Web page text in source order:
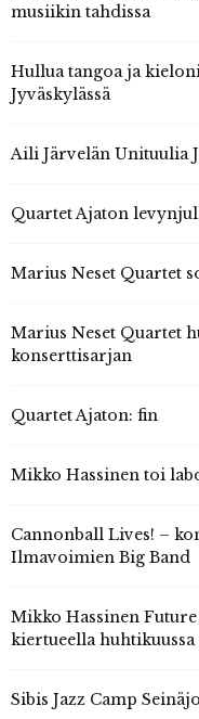
musiikin tahdissa
Hullua tangoa ja
Jyväskylässä
Aili Järvelän Unituulia
Quartet Ajaton
Marius Neset Quartet
Marius Neset Quartet
konserttisarjan
Quartet Ajaton: fin
Mikko Hassinen toi
Cannonball Lives! –
Ilmavoimien Big Band
Mikko Hassinen
kiertueella huhtikuussa
Sibis Jazz Camp